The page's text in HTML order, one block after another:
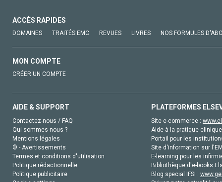
ACCÈS RAPIDES
DOMAINES TRAITÉS EMC REVUES LIVRES NOS FORMULES
MON COMPTE
CRÉER UN COMPTE
AIDE & SUPPORT
Contactez-nous / FAQ
Qui sommes-nous ?
Mentions légales
© - Avertissements
Termes et conditions d'utilisation
Politique rédactionnelle
Politique publicitaire
PLATEFORMES
Site e-commerce :
Aide à la pratique
Portail pour les
Site d'information sur
E-learning pour les
Bibliothèque d'e-books
Blog special IFSI :